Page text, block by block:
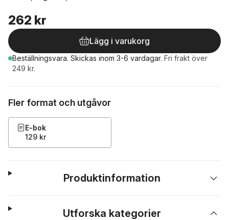
262 kr
Lägg i varukorg
Beställningsvara. Skickas inom 3-6 vardagar. Fri frakt över
249 kr.
Fler format och utgåvor
E-bok
129 kr
Produktinformation
Utforska kategorier